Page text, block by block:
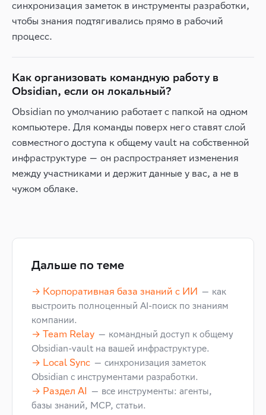
синхронизация заметок в инструменты разработки,
чтобы знания подтягивались прямо в рабочий
процесс.
Как организовать командную работу в
Obsidian, если он локальный?
Obsidian по умолчанию работает с папкой на одном
компьютере. Для команды поверх него ставят слой
совместного доступа к общему vault на собственной
инфраструктуре — он распространяет изменения
между участниками и держит данные у вас, а не в
чужом облаке.
Дальше по теме
→ Корпоративная база знаний с ИИ — как
выстроить полноценный AI-поиск по знаниям
компании.
→ Team Relay — командный доступ к общему
Obsidian-vault на вашей инфраструктуре.
→ Local Sync — синхронизация заметок
Obsidian с инструментами разработки.
→ Раздел AI — все инструменты: агенты,
базы знаний, MCP, статьи.